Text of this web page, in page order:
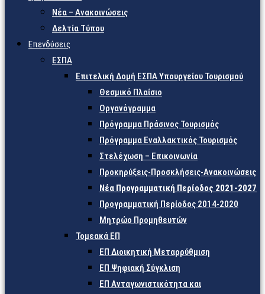
Νέα – Ανακοινώσεις
Δελτία Τύπου
Επενδύσεις
ΕΣΠΑ
Επιτελική Δομή ΕΣΠΑ Υπουργείου Τουρισμού
Θεσμικό Πλαίσιο
Οργανόγραμμα
Πρόγραμμα Πράσινος Τουρισμός
Πρόγραμμα Εναλλακτικός Τουρισμός
Στελέχωση – Επικοινωνία
Προκηρύξεις-Προσκλήσεις-Ανακοινώσεις
Νέα Προγραμματική Περίοδος 2021-2027
Προγραμματική Περίοδος 2014-2020
Μητρώο Προμηθευτών
Τομεακά ΕΠ
ΕΠ Διοικητική Μεταρρύθμιση
ΕΠ Ψηφιακή Σύγκλιση
ΕΠ Ανταγωνιστικότητα και